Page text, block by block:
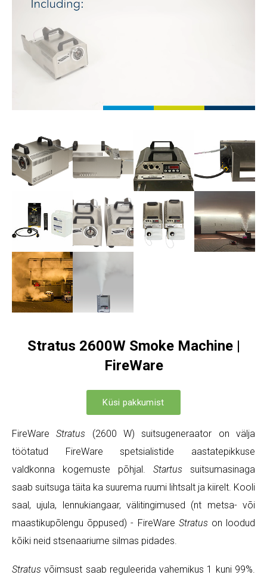
Stratus 2600W Smoke Machine |
FireWare
Küsi pakkumist
FireWareStratus (2600 W) suitsugeneraator on välja
töötatud FireWare spetsialistide aastatepikkuse
valdkonna kogemuste põhjal. Startus suitsumasinaga
saab suitsuga täita ka suurema ruumi lihtsalt ja kiirelt. Kooli
saal, ujula, lennukiangaar, välitingimused (nt metsa- või
maastikupõlengu õppused) - FireWare Stratuson loodud
kõiki neid stsenaariume silmas pidades.
Stratus võimsust saab reguleerida vahemikus 1 kuni 99%.